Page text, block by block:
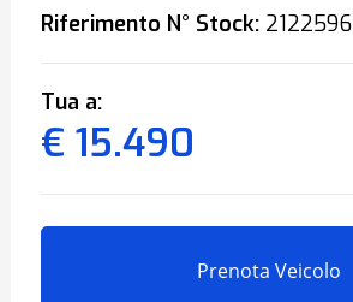
Riferimento N° Stock:2122596
Tua a:
€ 15.490
Prenota Veicolo